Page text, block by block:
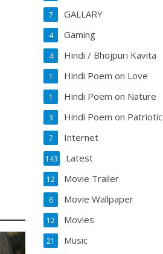
GALLARY
7
Gaming
4
Hindi / Bhojpuri Kavita
4
Hindi Poem on Love
1
Hindi Poem on Nature
1
Hindi Poem on Patriotic
3
Internet
7
Latest
143
Movie Trailer
12
Movie Wallpaper
6
Movies
12
Music
21